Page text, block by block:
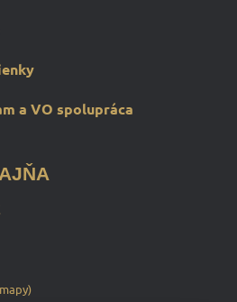
a VO spolupráca
)